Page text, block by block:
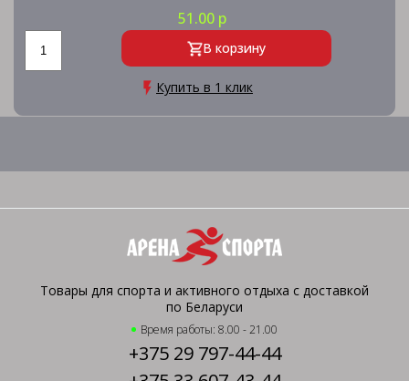
51.00 р
В корзину
Купить в 1 клик
Товары для спорта и активного отдыха с доставкой
по Беларуси
Время работы: 8.00 - 21.00
+375 29 797-44-44